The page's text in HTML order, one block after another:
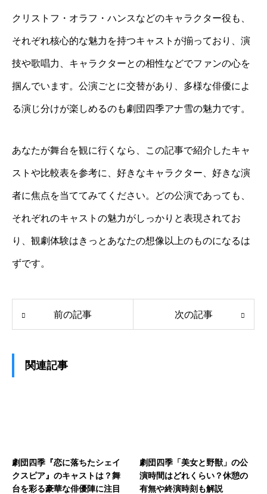
クリストフ・オラフ・ハンスなどのキャラクター役も、
それぞれ核心的な魅力を持つキャストが揃っており、演
技や歌唱力、キャラクターとの相性などでファンの心を
掴んでいます。公演ごとに交替があり、多様な俳優によ
る演じ分けが楽しめるのも劇団四季アナ雪の魅力です。
あなたが舞台を観に行くなら、この記事で紹介したキャ
ストや比較表を参考に、好きなキャラクター、好きな演
者に焦点を当ててみてください。どの公演であっても、
それぞれのキャストの魅力がしっかりと表現されてお
り、観劇体験はきっとあなたの想像以上のものになるは
ずです。
前の記事 次の記事
関連記事
劇団四季『恋に落ちたシェイ
クスピア』のキャストは？舞
台を彩る豪華な俳優陣に注目
劇団四季「美女と野獣」の公
演時間はどれくらい？休憩の
有無や終演時刻も解説